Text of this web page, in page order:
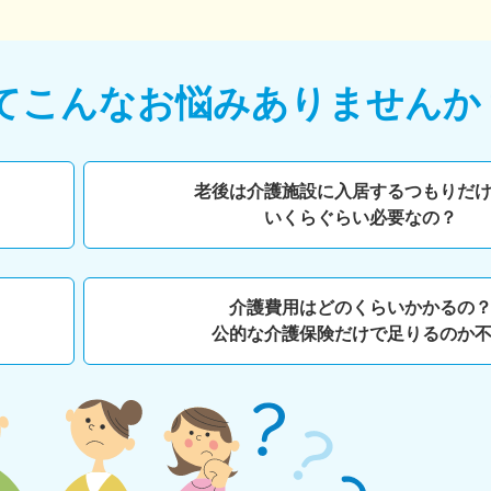
こんなお悩みありませんか
老後は介護施設に入居するつもりだけ
いくらぐらい必要なの？
介護費用はどのくらいかかるの？
公的な介護保険だけで足りるのか